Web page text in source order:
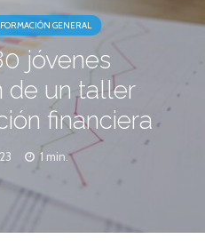
GENERAL
jóvenes
de un taller
financiera
1 min.